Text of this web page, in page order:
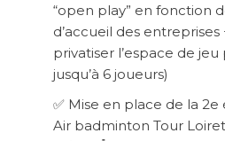
“open play” en fonction
d’accueil des
privatiser l’espace de
jusqu’à 6 joueurs)
✅ Mise en place de la
Air badminton Tour